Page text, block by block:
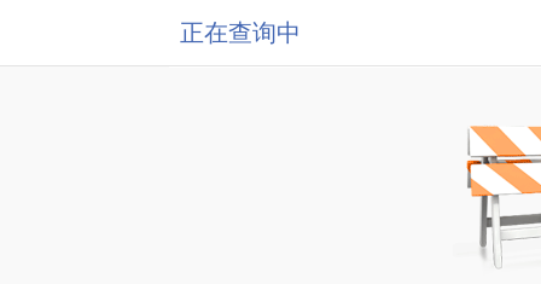
正在查询中